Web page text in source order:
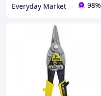
Everyday Market 98%